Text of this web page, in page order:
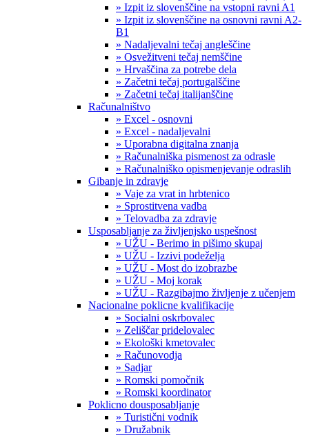
» Izpit iz slovenščine na vstopni ravni A1
» Izpit iz slovenščine na osnovni ravni A2-
B1
» Nadaljevalni tečaj angleščine
» Osvežitveni tečaj nemščine
» Hrvaščina za potrebe dela
» Začetni tečaj portugalščine
» Začetni tečaj italijanščine
Računalništvo
» Excel - osnovni
» Excel - nadaljevalni
» Uporabna digitalna znanja
» Računalniška pismenost za odrasle
» Računalniško opismenjevanje odraslih
Gibanje in zdravje
» Vaje za vrat in hrbtenico
» Sprostitvena vadba
» Telovadba za zdravje
Usposabljanje za življenjsko uspešnost
» UŽU - Berimo in pišimo skupaj
» UŽU - Izzivi podeželja
» UŽU - Most do izobrazbe
» UŽU - Moj korak
» UŽU - Razgibajmo življenje z učenjem
Nacionalne poklicne kvalifikacije
» Socialni oskrbovalec
» Zeliščar pridelovalec
» Ekološki kmetovalec
» Računovodja
» Sadjar
» Romski pomočnik
» Romski koordinator
Poklicno dousposabljanje
» Turistični vodnik
» Družabnik